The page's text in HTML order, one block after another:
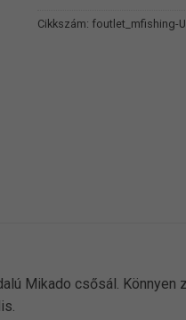
Cikkszám: foutlet_mfishing-
Mikado csősál.